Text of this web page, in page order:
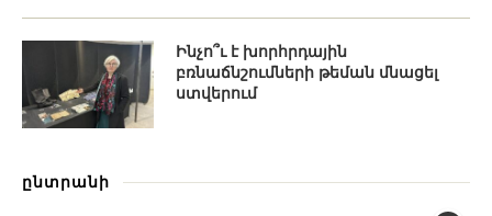
Ինչո՞ւ է խորհրդային
բռնաճնշումների թեման մնացել
ստվերում
ընտրանի